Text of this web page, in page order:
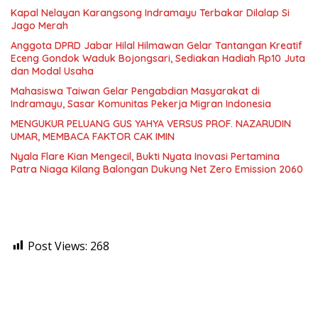
Kapal Nelayan Karangsong Indramayu Terbakar Dilalap Si
Jago Merah
Anggota DPRD Jabar Hilal Hilmawan Gelar Tantangan Kreatif
Eceng Gondok Waduk Bojongsari, Sediakan Hadiah Rp10 Juta
dan Modal Usaha
Mahasiswa Taiwan Gelar Pengabdian Masyarakat di
Indramayu, Sasar Komunitas Pekerja Migran Indonesia
MENGUKUR PELUANG GUS YAHYA VERSUS PROF. NAZARUDIN
UMAR, MEMBACA FAKTOR CAK IMIN
Nyala Flare Kian Mengecil, Bukti Nyata Inovasi Pertamina
Patra Niaga Kilang Balongan Dukung Net Zero Emission 2060
Post Views: 268